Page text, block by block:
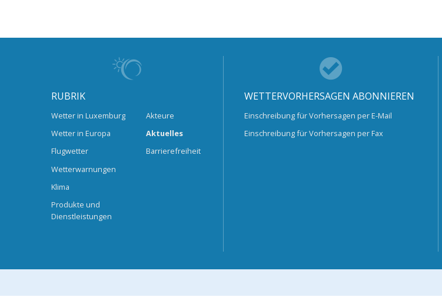
RUBRIK
Wetter in Luxemburg
Wetter in Europa
Flugwetter
Wetterwarnungen
Klima
Produkte und
Dienstleistungen
Akteure
Aktuelles
Barrierefreiheit
WETTERVORHERSAGEN ABONNIEREN
Einschreibung für Vorhersagen per E-Mail
Einschreibung für Vorhersagen per Fax